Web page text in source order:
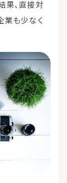
果、直接対
業も少なく